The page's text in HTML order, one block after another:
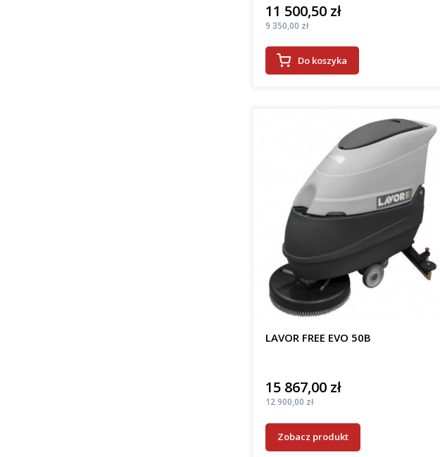
Cena
11 500,50 zł
Cena
9 350,00 zł
Do koszyka
LAVOR FREE EVO 50B
Cena
15 867,00 zł
Cena
12 900,00 zł
Zobacz produkt